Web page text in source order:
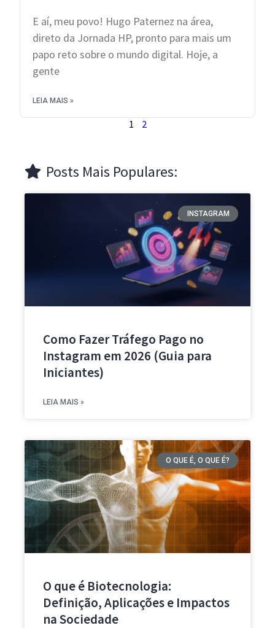
E aí, meu povo! Hugo Paternez na área,
direto da Jornada HP, pronto para mais um
papo reto sobre o mundo digital. Hoje, a
gente
LEIA MAIS »
1 2
Posts Mais Populares:
INSTAGRAM
Como Fazer Tráfego Pago no
Instagram em 2026 (Guia para
Iniciantes)
LEIA MAIS »
O QUE É, O QUE É?
O que é Biotecnologia:
Definição, Aplicações e Impactos
na Sociedade